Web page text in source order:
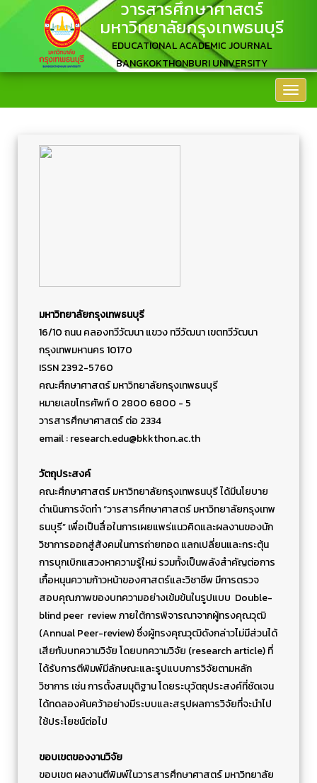
วารสารศึกษาศาสตร์
มหาวิทยาลัยกรุงเทพธนบุรี
EDUCATIONAL ACADEMIC JOURNAL
BANGKOKTHONBURI UNIVERSITY
มหาวิทยาลัยกรุงเทพธนบุรี
16/10 ถนน คลองทวีวัฒนา แขวง ทวีวัฒนา เขตทวีวัฒนา
กรุงเทพมหานคร 10170
ISSN 2392-5760
คณะศึกษาศาสตร์ มหาวิทยาลัยกรุงเทพธนบุรี
หมายเลขโทรศัพท์ 0 2800 6800 - 5
วารสารศึกษาศาสตร์ ต่อ 2334
email :research.edu@bkkthon.ac.th
วัตถุประสงค์
คณะศึกษาศาสตร์ มหาวิทยาลัยกรุงเทพธนบุรี ได้มีนโยบาย
ดำเนินการจัดทำ “วารสารศึกษาศาสตร์ มหาวิทยาลัยกรุงเทพ
ธนบุรี” เพื่อเป็นสื่อในการเผยแพร่แนวคิดและผลงานของนัก
วิชาการออกสู่สังคมในการถ่ายทอด แลกเปลี่ยนและกระตุ้น
การบุกเบิกแสวงหาความรู้ใหม่ รวมทั้งเป็นพลังสำคัญต่อการ
เกื้อหนุนความก้าวหน้าของศาสตร์และวิชาชีพ มีการตรวจ
สอบคุณภาพของบทความอย่างเข้มข้นในรูปแบบ Double-
blind peer review ภายใต้การพิจารณาจากผู้ทรงคุณวุฒิ
(Annual Peer-review) ซึ่งผู้ทรงคุณวุฒิดังกล่าวไม่มีส่วนได้
เสียกับบทความวิจัย โดยบทความวิจัย (research article) ที่
ได้รับการตีพิมพ์มีลักษณะและรูปแบบการวิจัยตามหลัก
วิชาการ เช่น การตั้งสมมุติฐาน โดยระบุวัตถุประสงค์ที่ชัดเจน
ได้ทดลองค้นคว้าอย่างมีระบบและสรุปผลการวิจัยที่จะนำไป
ใช้ประโยชน์ต่อไป
ขอบเขตของงานวิจัย
ขอบเขต ผลงานตีพิมพ์ในวารสารศึกษาศาสตร์ มหาวิทยาลัย